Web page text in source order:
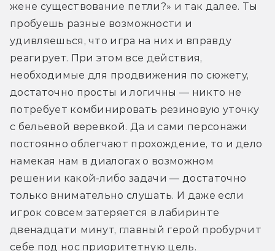
жене существование петли?» и так далее. Ты
пробуешь разные возможности и
удивляешься, что игра на них и вправду
реагирует. При этом все действия,
необходимые для продвижения по сюжету,
достаточно просты и логичны — никто не
потребует комбинировать резиновую уточку
с бельевой веревкой. Да и сами персонажи
постоянно облегчают прохождение, то и дело
намекая нам в диалогах о возможном
решении какой-либо задачи — достаточно
только внимательно слушать. И даже если
игрок совсем затеряется в лабиринте
двенадцати минут, главный герой пробурчит
себе под нос приоритетную цель.